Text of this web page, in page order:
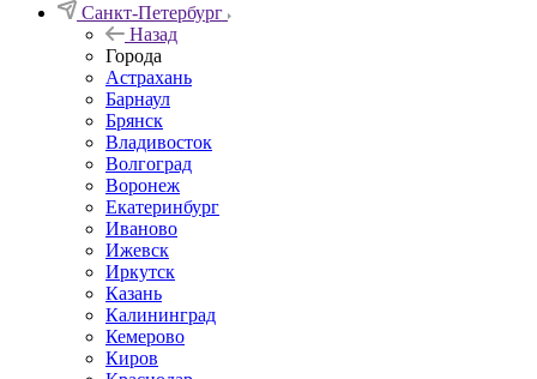
Санкт-Петербург
Назад
Города
Астрахань
Барнаул
Брянск
Владивосток
Волгоград
Воронеж
Екатеринбург
Иваново
Ижевск
Иркутск
Казань
Калининград
Кемерово
Киров